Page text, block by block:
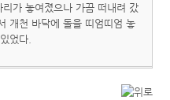
가 놓여졌으나 가끔 떠내려 갔
개천 바닥에 돌을 띠엄띠엄 놓
었다.